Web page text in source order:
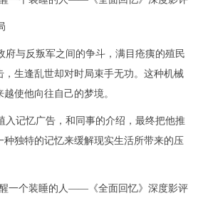
府与反叛军之间的争斗，满目疮痍的殖民
，生逢乱世却对时局束手无功。这种机械
使他向往自己的梦境。
入记忆广告，和同事的介绍，最终把他推
种独特的记忆来缓解现实生活所带来的压